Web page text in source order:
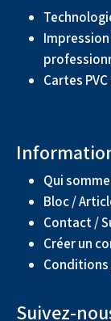
Cartes
Qui
Bloc /
Contact /
Créer un
Conditions
Suivez-